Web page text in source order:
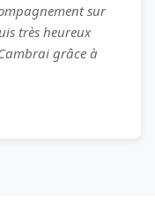
sur
très heureux
grâce à